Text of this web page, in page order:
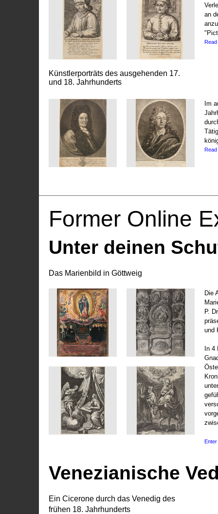
an
Künstlerporträts des ausgehenden 17.
und 18. Jahrhunderts
Im
Former Online
Unter deinen
Das Marienbild in Göttweig
Die
P.
und
In 4
Enter
Venezianische
Ein Cicerone durch das Venedig des
frühen 18. Jahrhunderts